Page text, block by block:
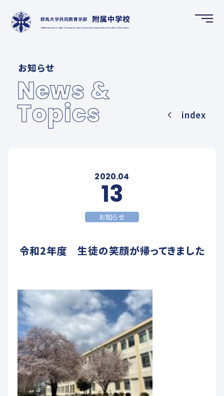
ホーム
NEWS & TOPICS
学校案内
FUTURE CREATION DEPARTMENT
教育関係者へ
交通アクセス
お問い合わせ
お知らせ
News &
Topics index
2020.04
13
お知らせ
令和2年度 生徒の笑顔が帰ってきました